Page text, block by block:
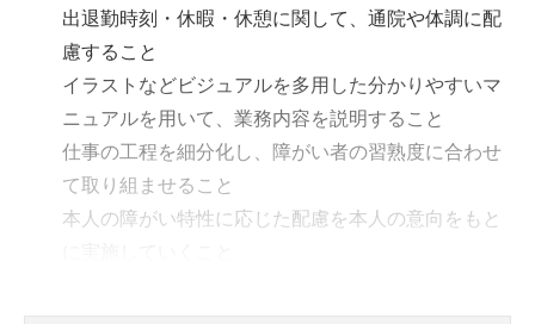
出退勤時刻・休暇・休憩に関して、通院や体調に配
慮すること
イラストなどビジュアルを多用した分かりやすいマ
ニュアルを用いて、業務内容を説明すること
仕事の工程を細分化し、障がい者の習熟度に合わせ
て取り組ませること
本人の障がい特性に応じた配慮を本人の意向をもと